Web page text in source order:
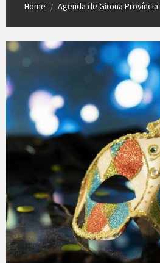
Home / Agenda de Girona Província